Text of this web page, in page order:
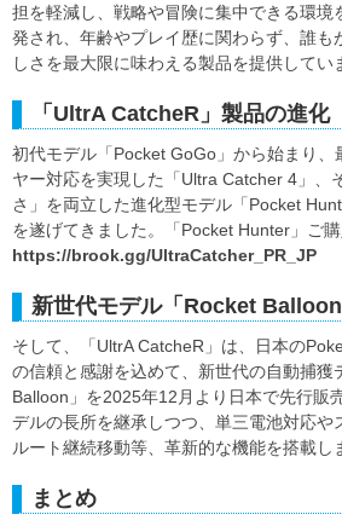
担を軽減し、戦略や冒険に集中できる環境
発され、年齢やプレイ歴に関わらず、誰も
しさを最大限に味わえる製品を提供してい
「UltrA CatcheR」製品の進化
初代モデル「Pocket GoGo」から始まり、
ヤー対応を実現した「Ultra Catcher 4」、
さ」を両立した進化型モデル「Pocket
を遂げてきました。「Pocket Hunter」ご購
https://brook.gg/UltraCatcher_PR_JP
新世代モデル「Rocket
そして、「UltrA CatcheR」は、日本の
の信頼と感謝を込めて、新世代の自動捕獲
Balloon」を2025年12月より日本で先行販
デルの長所を継承しつつ、単三電池対応や
ルート継続移動等、革新的な機能を搭載し
まとめ